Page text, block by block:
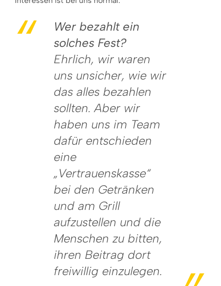
Wer bezahlt ein
solches Fest?
Ehrlich, wir waren
uns unsicher, wie wir
das alles bezahlen
sollten. Aber wir
haben uns im Team
dafür entschieden
eine
„Vertrauenskasse“
bei den Getränken
und am Grill
aufzustellen und die
Menschen zu bitten,
ihren Beitrag dort
freiwillig einzulegen.